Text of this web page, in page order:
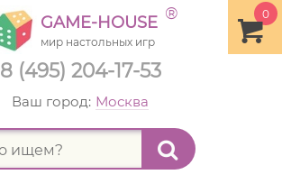
8 (495) 204-17-53
0
GAME-HOUSE ®
мир настольных игр
Ваш город: Москва